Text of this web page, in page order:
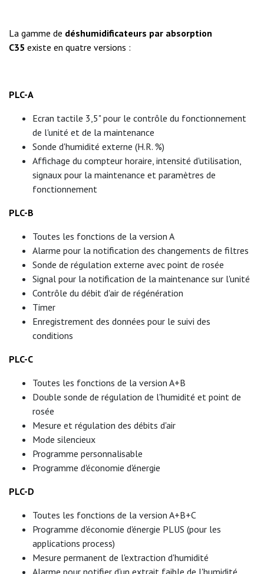
La gamme de déshumidificateurs par absorption
C35 existe en quatre versions :
PLC-A
Ecran tactile 3,5" pour le contrôle du fonctionnement
de l'unité et de la maintenance
Sonde d'humidité externe (H.R. %)
Affichage du compteur horaire, intensité d'utilisation,
signaux pour la maintenance et paramètres de
fonctionnement
PLC-B
Toutes les fonctions de la version A
Alarme pour la notification des changements de filtres
Sonde de régulation externe avec point de rosée
Signal pour la notification de la maintenance sur l'unité
Contrôle du débit d'air de régénération
Timer
Enregistrement des données pour le suivi des
conditions
PLC-C
Toutes les fonctions de la version A+B
Double sonde de régulation de l'humidité et point de
rosée
Mesure et régulation des débits d'air
Mode silencieux
Programme personnalisable
Programme d'économie d'énergie
PLC-D
Toutes les fonctions de la version A+B+C
Programme d'économie d'énergie PLUS (pour les
applications process)
Mesure permanent de l'extraction d'humidité
Alarme pour notifier d'un extrait faible de l'humidité